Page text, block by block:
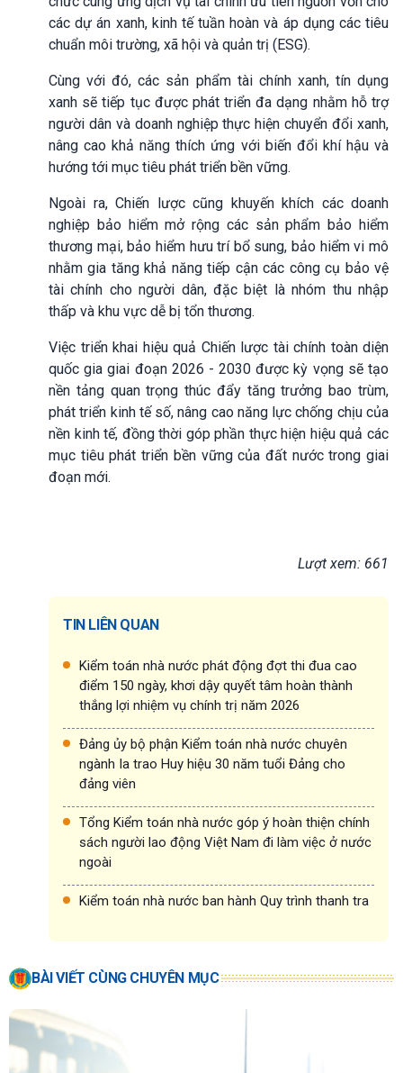
các dự án xanh, kinh tế tuần hoàn và áp dụng các tiêu
chuẩn môi trường, xã hội và quản trị (ESG).
Cùng với đó, các sản phẩm tài chính xanh, tín dụng
xanh sẽ tiếp tục được phát triển đa dạng nhằm hỗ trợ
người dân và doanh nghiệp thực hiện chuyển đổi xanh,
nâng cao khả năng thích ứng với biến đổi khí hậu và
hướng tới mục tiêu phát triển bền vững.
Ngoài ra, Chiến lược cũng khuyến khích các doanh
nghiệp bảo hiểm mở rộng các sản phẩm bảo hiểm
thương mại, bảo hiểm hưu trí bổ sung, bảo hiểm vi mô
nhằm gia tăng khả năng tiếp cận các công cụ bảo vệ
tài chính cho người dân, đặc biệt là nhóm thu nhập
thấp và khu vực dễ bị tổn thương.
Việc triển khai hiệu quả Chiến lược tài chính toàn diện
quốc gia giai đoạn 2026 - 2030 được kỳ vọng sẽ tạo
nền tảng quan trọng thúc đẩy tăng trưởng bao trùm,
phát triển kinh tế số, nâng cao năng lực chống chịu của
nền kinh tế, đồng thời góp phần thực hiện hiệu quả các
mục tiêu phát triển bền vững của đất nước trong giai
đoạn mới.
Lượt xem: 661
TIN LIÊN QUAN
Kiểm toán nhà nước phát động đợt thi đua cao
điểm 150 ngày, khơi dậy quyết tâm hoàn thành
thắng lợi nhiệm vụ chính trị năm 2026
Đảng ủy bộ phận Kiểm toán nhà nước chuyên
ngành Ia trao Huy hiệu 30 năm tuổi Đảng cho
đảng viên
Tổng Kiểm toán nhà nước góp ý hoàn thiện chính
sách người lao động Việt Nam đi làm việc ở nước
ngoài
Kiểm toán nhà nước ban hành Quy trình thanh tra
BÀI VIẾT CÙNG CHUYÊN MỤC